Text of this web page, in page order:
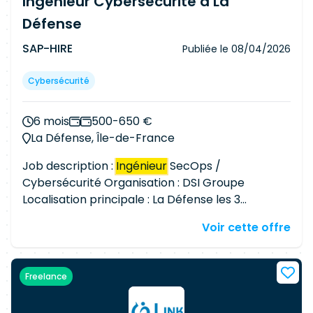
équipes
Défense
SAP-HIRE Publiée le 08/04/2026
Cybersécurité
6 mois
500-650 €
La Défense, Île-de-France
Job description : IngénieurSecOps /
Cybersécurité Organisation : DSI Groupe
Localisation principale : La Défense les 3
poursuivre son plan de sécurisation, notre client,
croissance, recherche un Expert Cybersécurité.
Rattaché au Head of Secops, le poste a un
contexte international. Vous travaillerez en tant
Voir cette offre
Freelance